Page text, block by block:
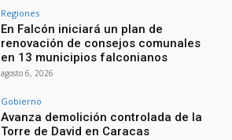
Regiones
En Falcón iniciará un plan de
renovación de consejos comunales
en 13 municipios falconianos
agosto 6, 2026
Gobierno
Avanza demolición controlada de la
Torre de David en Caracas